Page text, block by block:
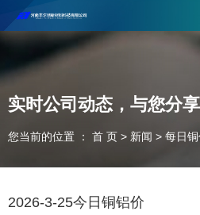
河南丰尔彻新材料科技有限公司欢迎合
实时公司动态，与您分享
您当前的位置 ： 首 页 > 新闻 > 每日铜
2026-3-25今日铜铝价